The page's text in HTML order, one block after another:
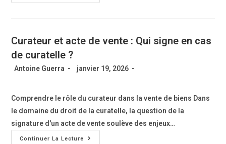
Curateur et acte de vente : Qui signe en cas
de curatelle ?
Antoine Guerra janvier 19, 2026
Comprendre le rôle du curateur dans la vente de biens Dans
le domaine du droit de la curatelle, la question de la
signature d'un acte de vente soulève des enjeux…
Continuer La Lecture